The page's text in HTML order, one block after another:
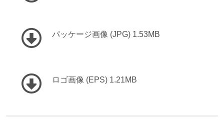
パッケージ画像 (JPG) 1.53MB
ロゴ画像 (EPS) 1.21MB